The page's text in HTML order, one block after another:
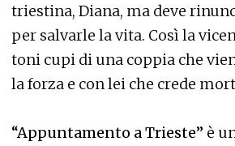
triestina, Diana, ma deve
per salvarle la vita. Così la
toni cupi di una coppia che
la forza e con lei che crede
“Appuntamento a Trieste” è